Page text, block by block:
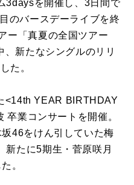
3daysを開催し、3日間で
のバースデーライブを終
ー「真夏の全国ツアー
新たなシングルのリリ
た。
<14th YEAR BIRTHDAY
卒業コンサートを開催。
46をけん引していた梅
新たに5期生・菅原咲月
。